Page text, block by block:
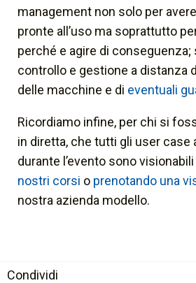
management non solo per
pronte all’uso ma soprattutto
perché e agire di conseguenza;
controllo e gestione a distanza
delle macchine e di eventuali
Ricordiamo infine, per chi si
in diretta, che tutti gli user case
durante l’evento sono
nostri corsi o prenotando una
nostra azienda modello.
Condividi